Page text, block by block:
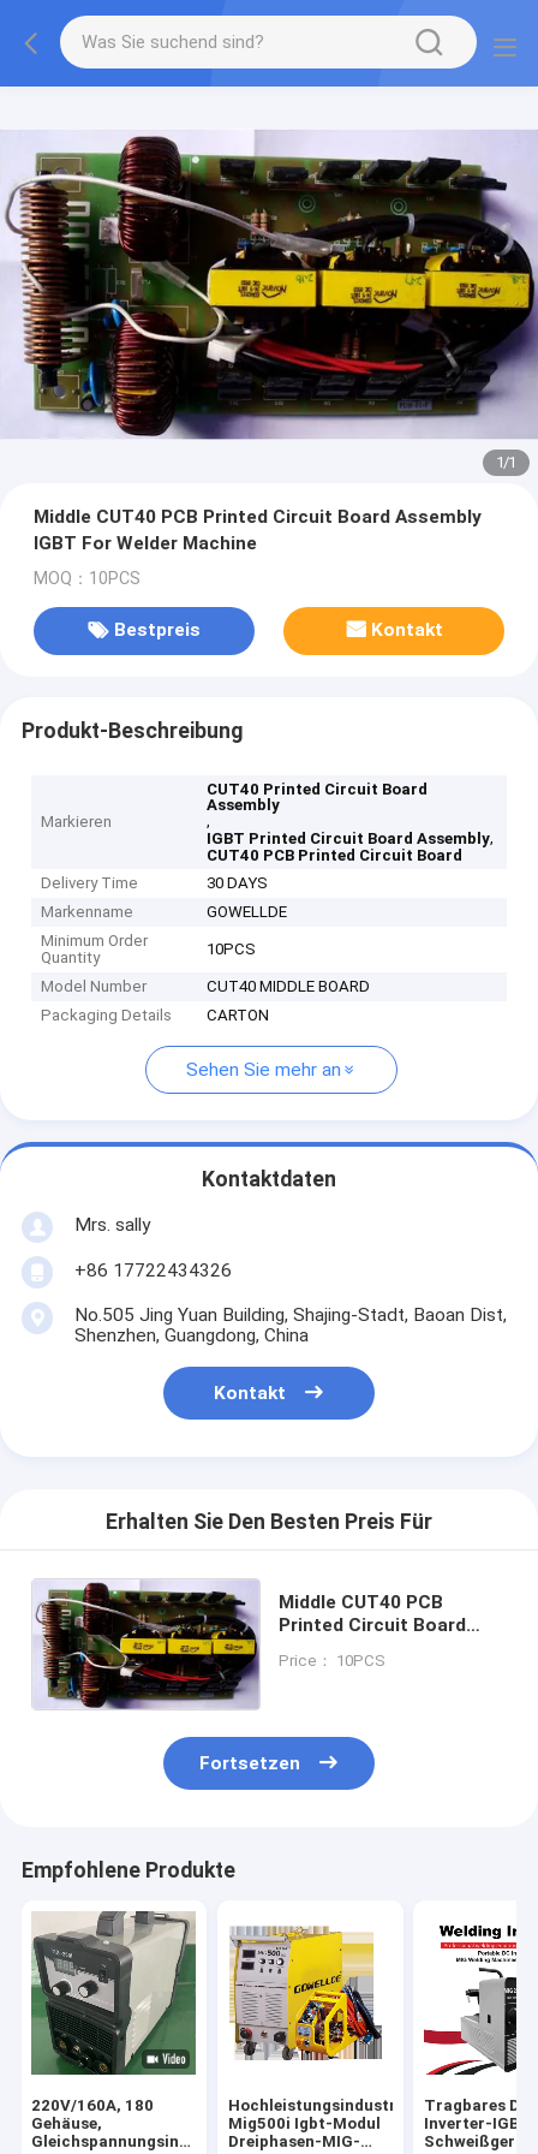
1/1
Middle CUT40 PCB Printed Circuit Board Assembly
IGBT For Welder Machine
MOQ：10PCS
Bestpreis Kontakt
Produkt-Beschreibung
Markieren
CUT40 Printed Circuit Board
Assembly
,
IGBT Printed Circuit Board Assembly,
CUT40 PCB Printed Circuit Board
Delivery Time
30 DAYS
Markenname
GOWELLDE
Minimum Order
Quantity
10PCS
Model Number
CUT40 MIDDLE BOARD
Packaging Details
CARTON
Sehen Sie mehr an
Kontaktdaten
Mrs. sally
+86 17722434326
No.505 Jing Yuan Building, Shajing-Stadt, Baoan Dist,
Shenzhen, Guangdong, China
Kontakt
Erhalten Sie Den Besten Preis Für
Middle CUT40 PCB
Printed Circuit Board
Welder Machine
Price： 10PCS
Fortsetzen
Empfohlene Produkte
220V/160A, 180
Gehäuse,
Gleichspannungsinverter,
Hochleistungsindustrie
Mig500i Igbt-Modul
Dreiphasen-MIG-
Tragbares DC-
Inverter-
Schweißgerät